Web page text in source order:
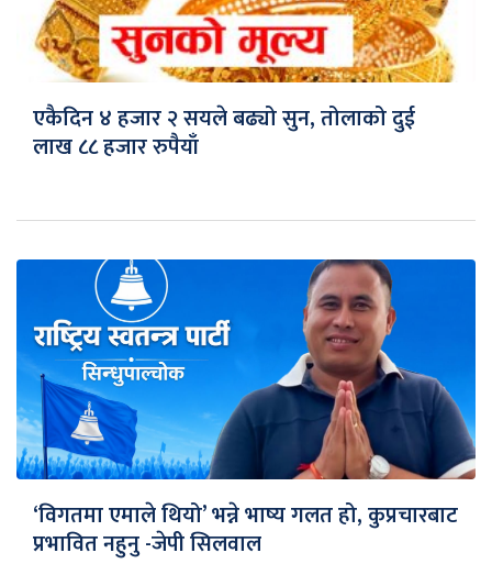
एकैदिन ४ हजार २ सयले बढ्यो सुन, तोलाको दुई
लाख ८८ हजार रुपैयाँ
‘विगतमा एमाले थियो’ भन्ने भाष्य गलत हो, कुप्रचारबाट
प्रभावित नहुनु -जेपी सिलवाल